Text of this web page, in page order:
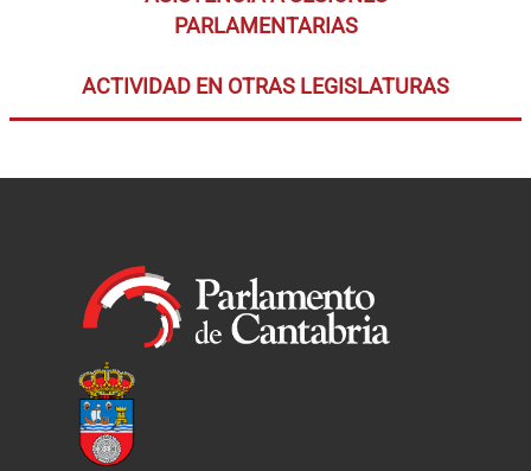
PARLAMENTARIAS
ACTIVIDAD EN OTRAS LEGISLATURAS